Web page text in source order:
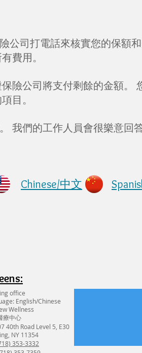
公司打電話來核實您的保額
費用。
險公司將支付剩餘的金額。
目。
我們的工作人員會很樂意回
Chinese/中文
office
English/Chinese
Wellness
療中心
40th Road Level 5, E30
NY 11354
353-3332